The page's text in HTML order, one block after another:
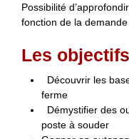
Possibilité
fonction de la demande
Les objectifs
Découvrir les
ferme
Démystifier des
poste à souder